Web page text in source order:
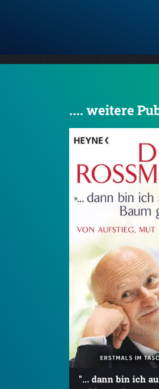
.... weitere
"... dann bin ich